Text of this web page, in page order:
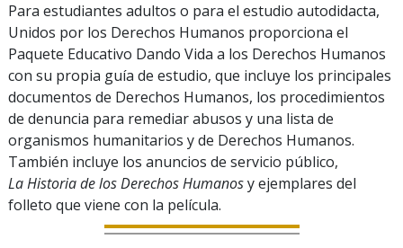
Para estudiantes adultos o para el estudio autodidacta,
Unidos por los Derechos Humanos proporciona el
Paquete Educativo Dando Vida a los Derechos Humanos
con su propia guía de estudio, que incluye los principales
documentos de Derechos Humanos, los procedimientos
de denuncia para remediar abusos y una lista de
organismos humanitarios y de Derechos Humanos.
También incluye los anuncios de servicio público,
La Historia de los Derechos Humanosy ejemplares del
folleto que viene con la película.